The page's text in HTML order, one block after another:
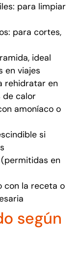
para limpiar
para cortes,
ideal
en viajes
rehidratar en
de calor
amoníaco o
si
en
con la receta o
según